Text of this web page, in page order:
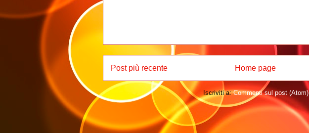
Post più recente Home page
Iscriviti a:Commenti sul post (Atom)